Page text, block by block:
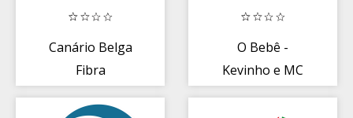
Canário Belga
Fibra
O Bebê -
Kevinho e MC